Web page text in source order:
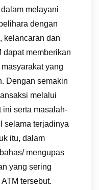
melayani
dengan
kelancaran dan
dapat memberikan
yang
Dengan semakin
melalui
ini serta masalah-
selama terjadinya
itu, dalam
mengupas
yang sering
tersebut.